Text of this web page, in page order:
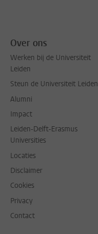
Over ons
Werken bij de Universiteit
Leiden
Steun de Universiteit Leiden
Alumni
Impact
Leiden-Delft-Erasmus
Universities
Locaties
Disclaimer
Cookies
Privacy
Contact